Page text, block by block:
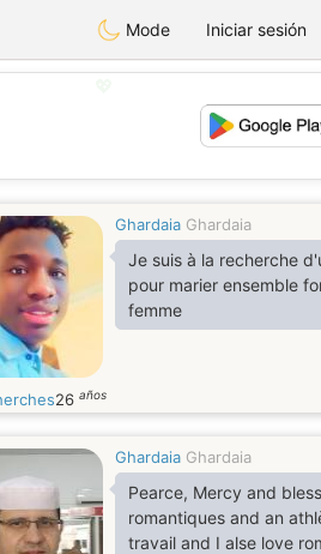
Mode Iniciar sesión
Ghardaia Ghardaia
Je suis à la recherche
pour marier ensemble
femme
26 años
Ghardaia Ghardaia
Pearce, Mercy and
romantiques and an
travail and I alse love